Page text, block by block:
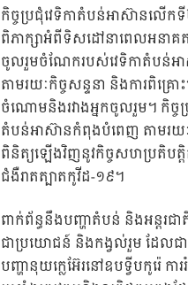
កិច្ចប្រជុំវេទិកាតំបន់អាស៊ានលើក
ពិភាក្សាអំពីទិសដៅនាពេលអនាគ
ចូលរួមចំណែករបស់វេទិកាតំបន់អា
តាមរយៈកិច្ចសន្ទនា និងការពិគ្
ចំណោមនិងរវាងអ្នកចូលរួម។ កិច្ច
តំបន់អាស៊ានកំពុងបំពេញ តាមរយ
ពិនិត្យឡើងវិញនូវកិច្ចសហប្រតិបត្តិ
ជំងឺរាតត្បាតកូវីដ-១៩។
ពាក់ព័ន្ធនឹងបញ្ហាតំបន់ និងអន្តរជ
ជាប្រយោជន៍ និងកង្វល់រួម ដែលជ
បញ្ហានុយក្លេអ៊ែរនៅឧបទ្វីបកូរ៉េ ក